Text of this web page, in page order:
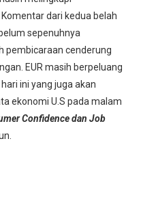
dari kedua belah
sepenuhnya
pembicaraan cenderung
EUR masih berpeluang
ini yang juga akan
ekonomi U.S pada malam
Confidence dan Job